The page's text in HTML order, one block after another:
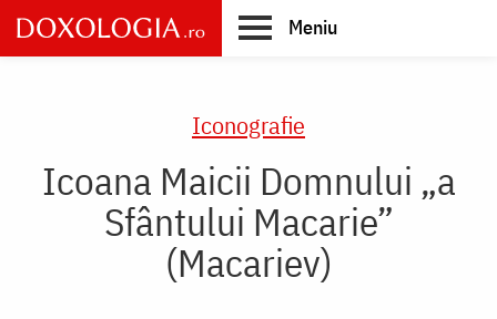
Skip
to
main
Meniu
Iconografie
Icoana Maicii Domnului „a
Sfântului Macarie”
(Macariev)